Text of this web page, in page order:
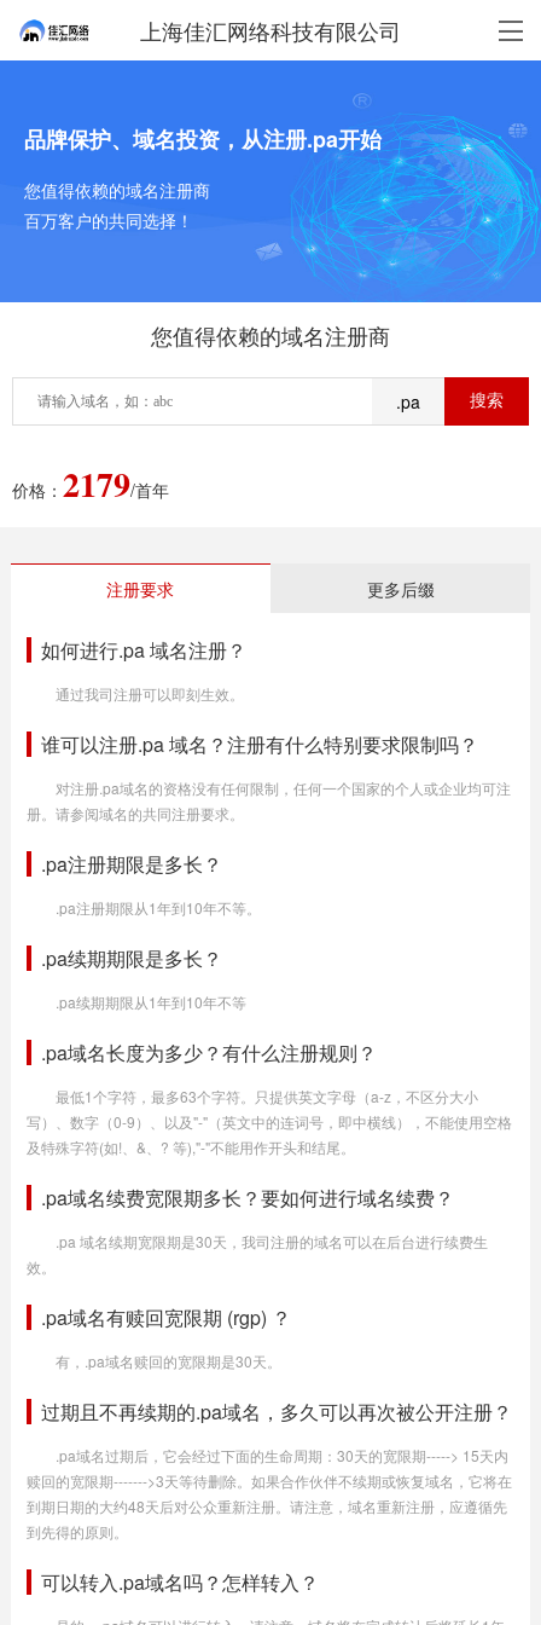
上海佳汇网络科技有限公司
品牌保护、域名投资，从注册.pa开始
您值得依赖的域名注册商
百万客户的共同选择！
您值得依赖的域名注册商
.pa
价格： 2179/首年
注册要求 更多后缀
如何进行.pa 域名注册？
通过我司注册可以即刻生效。
谁可以注册.pa 域名？注册有什么特别要求限制吗？
对注册.pa域名的资格没有任何限制，任何一个国家的个人或企业均可注
册。请参阅域名的共同注册要求。
.pa注册期限是多长？
.pa注册期限从1年到10年不等。
.pa续期期限是多长？
.pa续期期限从1年到10年不等
.pa域名长度为多少？有什么注册规则？
最低1个字符，最多63个字符。只提供英文字母（a-z，不区分大小
写）、数字（0-9）、以及"-"（英文中的连词号，即中横线），不能使用空格
及特殊字符(如!、&、? 等),"-"不能用作开头和结尾。
.pa域名续费宽限期多长？要如何进行域名续费？
.pa 域名续期宽限期是30天，我司注册的域名可以在后台进行续费生
效。
.pa域名有赎回宽限期 (rgp) ？
有，.pa域名赎回的宽限期是30天。
过期且不再续期的.pa域名，多久可以再次被公开注册？
.pa域名过期后，它会经过下面的生命周期：30天的宽限期-----> 15天内
赎回的宽限期------->3天等待删除。如果合作伙伴不续期或恢复域名，它将在
到期日期的大约48天后对公众重新注册。请注意，域名重新注册，应遵循先
到先得的原则。
可以转入.pa域名吗？怎样转入？